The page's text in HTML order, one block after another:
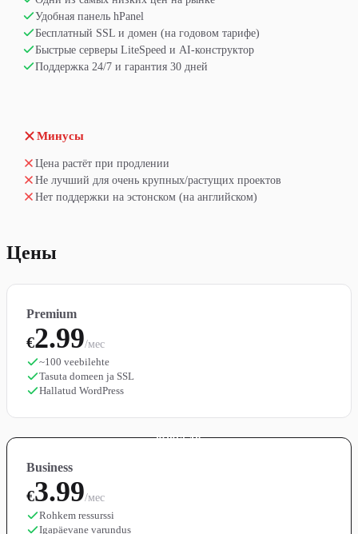
Удобная панель hPanel
Бесплатный SSL и домен (на годовом тарифе)
Быстрые серверы LiteSpeed и AI-конструктор
Поддержка 24/7 и гарантия 30 дней
Минусы
Цена растёт при продлении
Не лучший для очень крупных/растущих проектов
Нет поддержки на эстонском (на английском)
Цены
Premium
€2.99/мес
~100 veebilehte
Tasuta domeen ja SSL
Hallatud WordPress
POPULAR
Business
€3.99/мес
Rohkem ressurssi
Igapäevane varundus